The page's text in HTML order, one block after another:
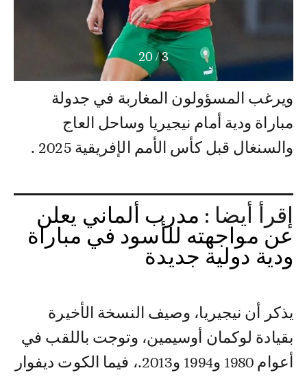
3
/
20
ويرغب المسؤولون المغاربة في جدولة
مباراة ودية أمام نيجيريا وساحل العاج
والسنغال قبل كأس الأمم الإفريقية 2025 .
إقرأ أيضا : مدرب ألماني يعلن
عن مواجهته للأسود في مباراة
ودية دولية جديدة
يذكر أن نيجيريا، وصيف النسخة الأخيرة
بقيادة لوكمان أوسيمين، وتوجت باللقب في
أعوام 1980 و1994 و2013.، فيما الكوت ديفوار